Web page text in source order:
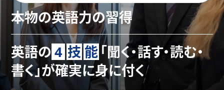
本物の英語力の習得
英語の 4 技能 「聞く・話す・読む・
書く」が確実に身に付く